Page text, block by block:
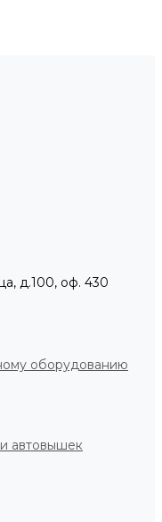
д.100, оф. 430
оборудованию
автовышек